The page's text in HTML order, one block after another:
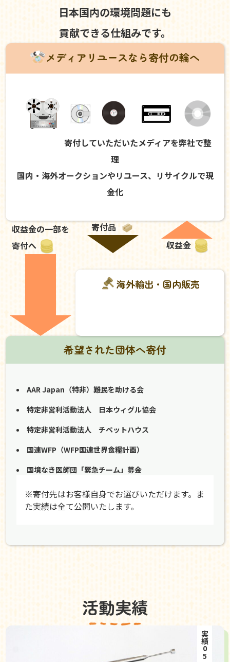
日本国内の環境問題にも
貢献できる仕組みです。
メディアリユースなら寄付の輪へ
寄付していただいたメディアを弊社で整
理
国内・海外オークションやリユース、リサイクルで現
金化
収益金の一部を
寄付へ
寄付品
収益金
海外輸出・国内販売
希望された団体へ寄付
AAR Japan（特非）難民を助ける会
特定非営利活動法人 日本ウィグル協会
特定非営利活動法人 チベットハウス
国連WFP（WFP国連世界食糧計画）
国境なき医師団「緊急チーム」募金
※寄付先はお客様自身でお選びいただけます。ま
た実績は全て公開いたします。
活動実績
実績05